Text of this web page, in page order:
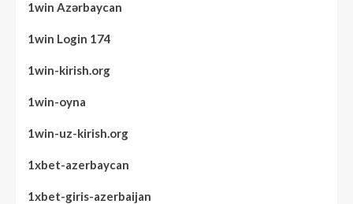
1win Azərbaycan
1win Login 174
1win-kirish.org
1win-oyna
1win-uz-kirish.org
1xbet-azerbaycan
1xbet-giris-azerbaijan